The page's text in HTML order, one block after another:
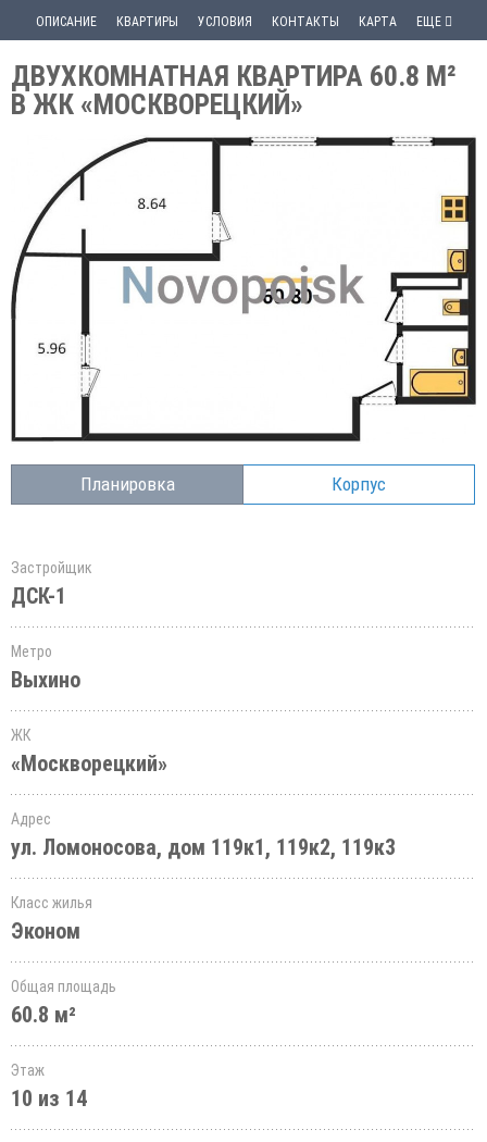
ОПИСАНИЕ КВАРТИРЫ УСЛОВИЯ КОНТАКТЫ КАРТА ЕЩЕ
ДВУХКОМНАТНАЯ КВАРТИРА 60.8 М²
В ЖК «МОСКВОРЕЦКИЙ»
Планировка Корпус
Застройщик
ДСК-1
Метро
Выхино
ЖК
«Москворецкий»
Адрес
ул. Ломоносова, дом 119к1, 119к2, 119к3
Класс жилья
Эконом
Общая площадь
60.8 м²
Этаж
10 из 14